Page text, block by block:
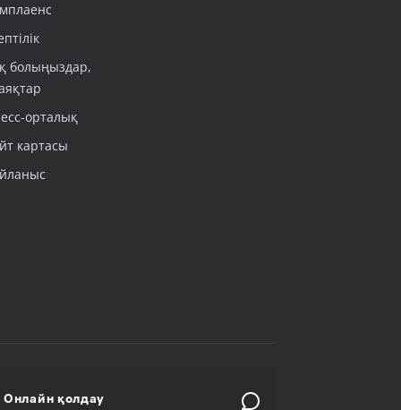
болыңыздар,
орталық
картасы
Онлайн қолдау